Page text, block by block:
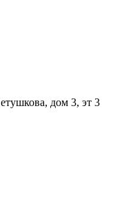
дом 3, эт 3